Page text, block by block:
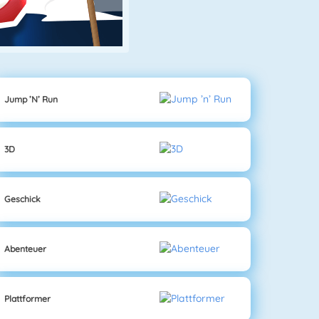
Jump ’n’ Run
3D
Geschick
Abenteuer
Plattformer